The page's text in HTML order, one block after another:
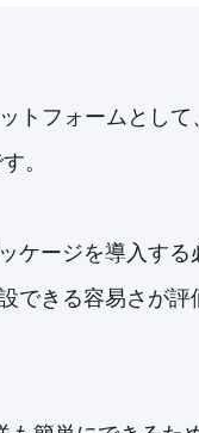
トフォームとして
。
ケージを導入する
できる容易さが評